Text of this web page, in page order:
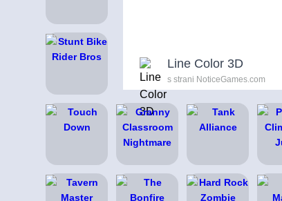
Line Color 3D
s strani NoticeGames.com